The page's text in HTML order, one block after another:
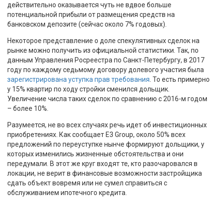
действительно оказывается чуть не вдвое больше
потенциальной прибыли от размещения средств на
банковском депозите (сейчас около 7% годовых).
Некоторое представление о доле спекулятивных сделок на
рынке можно получить из официальной статистики. Так, по
данным Управления Росреестра по Санкт-Петербургу, в 2017
году по каждому седьмому договору долевого участия была
зарегистрирована уступка прав требования . То есть примерно
у 15% квартир по ходу стройки сменился дольщик.
Увеличение числа таких сделок по сравнению с 2016-м годом
– более 10%.
Разумеется, не во всех случаях речь идет об инвестиционных
приобретениях. Как сообщает E3 Group, около 50% всех
предложений по переуступке нынче формируют дольщики, у
которых изменились жизненные обстоятельства и они
передумали. В этот же круг входят те, кто разочаровался в
локации, не верит в финансовые возможности застройщика
сдать объект вовремя или не сумел справиться с
обслуживанием ипотечного кредита.